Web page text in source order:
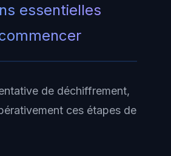
essentielles
de déchiffrement,
ces étapes de